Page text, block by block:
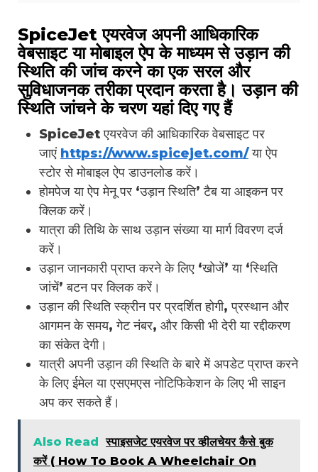
SpiceJet एयरवेज अपनी आधिकारिक
वेबसाइट या मोबाइल ऐप के माध्यम से उड़ान की
स्थिति की जांच करने का एक सरल और
सुविधाजनक तरीका प्रदान करता है। उड़ान की
स्थिति जांचने के चरण यहां दिए गए हैं
SpiceJet एयरवेज की आधिकारिक वेबसाइट पर
जाएं https://www.spicejet.com/या ऐप
स्टोर से मोबाइल ऐप डाउनलोड करें।
होमपेज या ऐप मेनू पर ‘उड़ान स्थिति’ टैब या आइकन पर
क्लिक करें।
यात्रा की तिथि के साथ उड़ान संख्या या मार्ग विवरण दर्ज
करें।
उड़ान जानकारी प्राप्त करने के लिए ‘खोजें’ या ‘स्थिति
जांचें’ बटन पर क्लिक करें।
उड़ान की स्थिति स्क्रीन पर प्रदर्शित होगी, प्रस्थान और
आगमन के समय, गेट नंबर, और किसी भी देरी या रद्दीकरण
का संकेत देगी।
यात्री अपनी उड़ान की स्थिति के बारे में अपडेट प्राप्त करने
के लिए ईमेल या एसएमएस नोटिफिकेशन के लिए भी साइन
अप कर सकते हैं।
Also Read स्पाइसजेट एयरवेज पर व्हीलचेयर कैसे बुक
करें ( How To Book A Wheelchair On